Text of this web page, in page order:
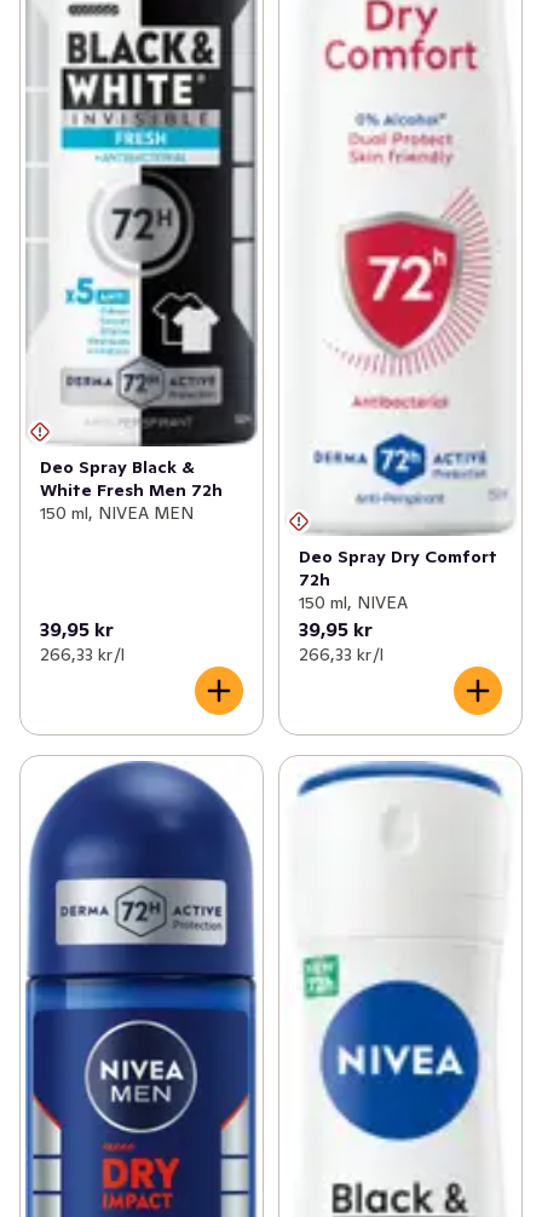
Deo Spray Black &
White Fresh Men 72h
150 ml, NIVEA MEN
39,95 kr
266,33 kr /l
Deo Spray Dry Comfort
72h
150 ml, NIVEA
39,95 kr
266,33 kr /l